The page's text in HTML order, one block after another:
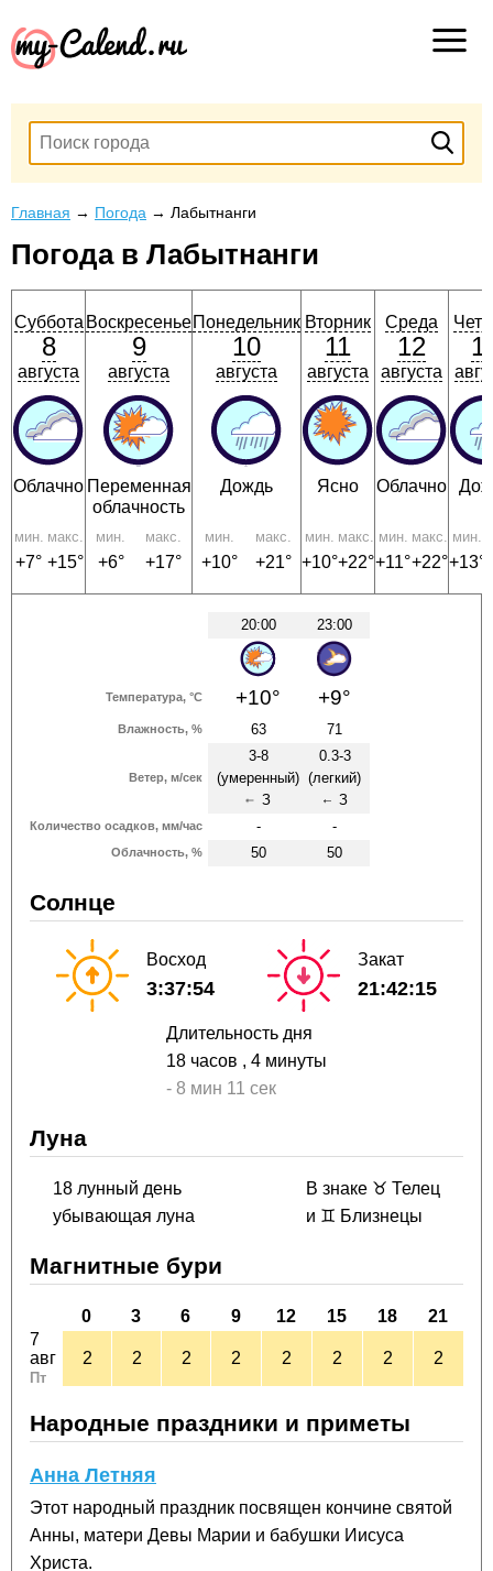
Главная → Погода → Лабытнанги
Погода в Лабытнанги
Суббота
8
августа
Облачно
мин.
+7°
макс.
+15°
Воскресенье
9
августа
Переменная
облачность
мин.
+6°
макс.
+17°
Понедельник
10
августа
Дождь
мин.
+10°
макс.
+21°
Вторник
11
августа
Ясно
мин.
+10°
макс.
+22°
Среда
12
августа
Облачно
мин.
+11°
макс.
+22°
мин.
+13°
20:00 23:00
Температура, °C +10° +9°
Влажность, % 63 71
Ветер, м/сек
3-8
(умеренный)
↑З
0.3-3
(легкий)
↑З
Количество осадков, мм/час - -
Облачность, % 50 50
Солнце
Восход
3:37:54
Закат
21:42:15
Длительность дня
18 часов , 4 минуты
- 8 мин 11 сек
Луна
18 лунный день
убывающая луна
В знаке ♉ Телец
и ♊ Близнецы
Магнитные бури
0 3 6 9 12 15 18
21
7
авг
Пт
2 2 2 2 2 2 2 2
Народные праздники и приметы
Анна Летняя
Этот народный праздник посвящен кончине святой
Анны, матери Девы Марии и бабушки Иисуса
Христа.